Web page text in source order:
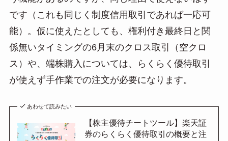
です（これも同じく制度信用取引であれば一応可
能）。仮に使えたとしても、権利付き最終日と関
係無いタイミングの6月末のクロス取引（空クロ
ス）や、端株購入については、らくらく優待取引
が使えず手作業での注文が必要になります。
あわせて読みたい
【株主優待チートツール】楽天証
券のらくらく優待取引の概要と注